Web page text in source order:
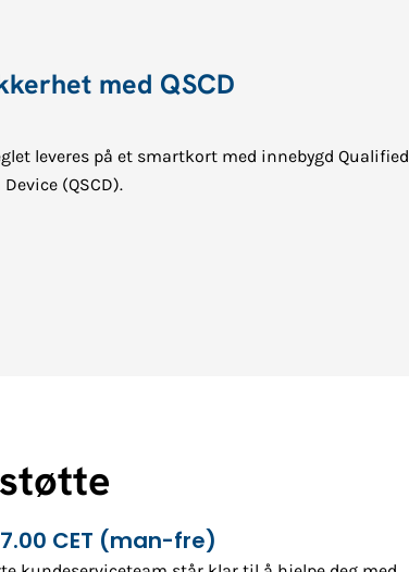
med QSCD
leveres på et smartkort med innebygd Qualified
(QSCD).
CET (man-fre)